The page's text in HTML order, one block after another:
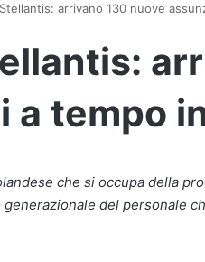
arrivano 130 nuove
a tempo
che si occupa della
del personale